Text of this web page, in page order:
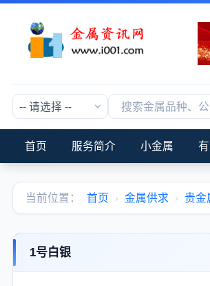
首页 服务简介 小金属
当前位置： 首页 › 金属供求 › 贵金
1号白银